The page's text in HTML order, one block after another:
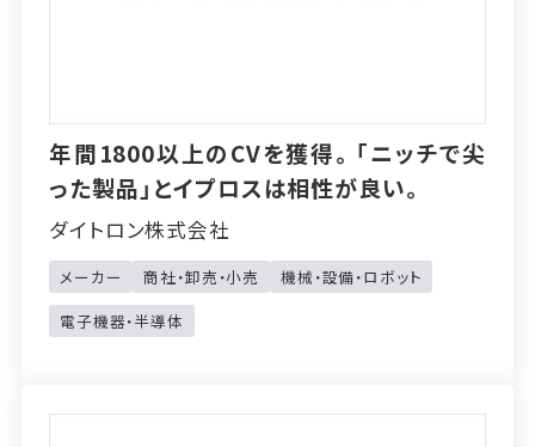
年間1800以上のCVを獲得。「ニッチで尖
った製品」とイプロスは相性が良い。
ダイトロン株式会社
メーカー 商社・卸売・小売
機械・設備・ロボット
電子機器・半導体